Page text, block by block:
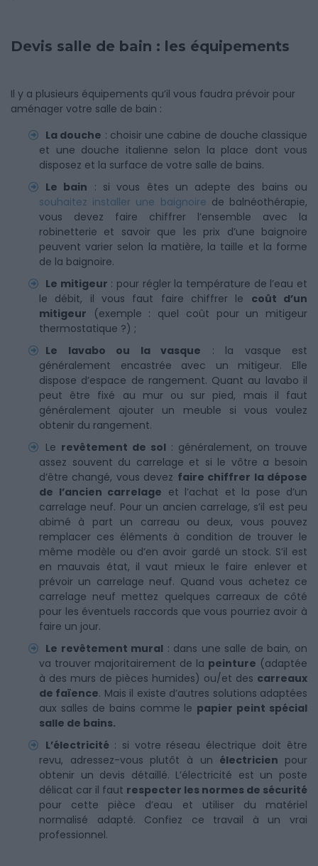
Devis salle de bain : les équipements
Il y a plusieurs équipements qu’il vous faudra prévoir pour
aménager votre salle de bain :
La douche : choisir une cabine de douche classique
et une douche italienne selon la place dont vous
disposez et la surface de votre salle de bains.
Le bain : si vous êtes un adepte des bains ou
souhaitez installer une baignoire de balnéothérapie,
vous devez faire chiffrer l’ensemble avec la
robinetterie et savoir que les prix d’une baignoire
peuvent varier selon la matière, la taille et la forme
de la baignoire.
Le mitigeur : pour régler la température de l’eau et
le débit, il vous faut faire chiffrer le coût d’un
mitigeur (exemple : quel coût pour un mitigeur
thermostatique ?) ;
Le lavabo ou la vasque : la vasque est
généralement encastrée avec un mitigeur. Elle
dispose d’espace de rangement. Quant au lavabo il
peut être fixé au mur ou sur pied, mais il faut
généralement ajouter un meuble si vous voulez
obtenir du rangement.
Le revêtement de sol : généralement, on trouve
assez souvent du carrelage et si le vôtre a besoin
d’être changé, vous devez faire chiffrer la dépose
de l’ancien carrelage et l’achat et la pose d’un
carrelage neuf. Pour un ancien carrelage, s’il est peu
abimé à part un carreau ou deux, vous pouvez
remplacer ces éléments à condition de trouver le
même modèle ou d’en avoir gardé un stock. S’il est
en mauvais état, il vaut mieux le faire enlever et
prévoir un carrelage neuf. Quand vous achetez ce
carrelage neuf mettez quelques carreaux de côté
pour les éventuels raccords que vous pourriez avoir à
faire un jour.
Le revêtement mural : dans une salle de bain, on
va trouver majoritairement de la peinture (adaptée
à des murs de pièces humides) ou/et des carreaux
de faïence. Mais il existe d’autres solutions adaptées
aux salles de bains comme le papier peint spécial
salle de bains.
L’électricité : si votre réseau électrique doit être
revu, adressez-vous plutôt à un électricien pour
obtenir un devis détaillé. L’électricité est un poste
délicat car il faut respecter les normes de sécurité
pour cette pièce d’eau et utiliser du matériel
normalisé adapté. Confiez ce travail à un vrai
professionnel.